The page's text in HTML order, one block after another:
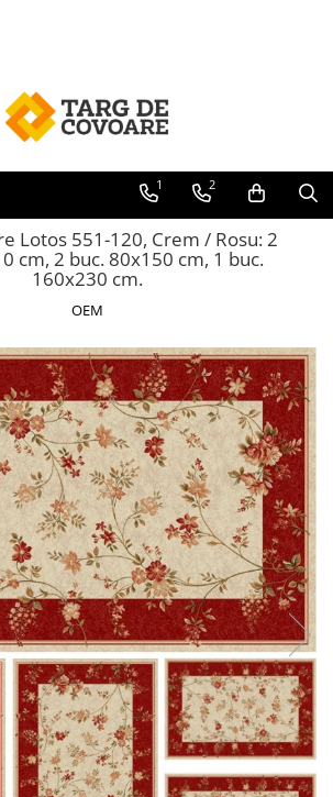
1 2
Lotos 551-120, Crem / Rosu: 2
cm, 2 buc. 80x150 cm, 1 buc.
160x230 cm.
OEM